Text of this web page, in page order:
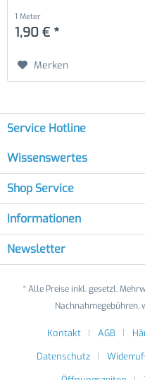
1 Meter
1,90 € *
Merken
Service Hotline
Wissenswertes
Shop Service
Informationen
Newsletter
* Alle Preise inkl. gesetzl.
Nachnahmegebühren,
Kontakt AGB
Datenschutz